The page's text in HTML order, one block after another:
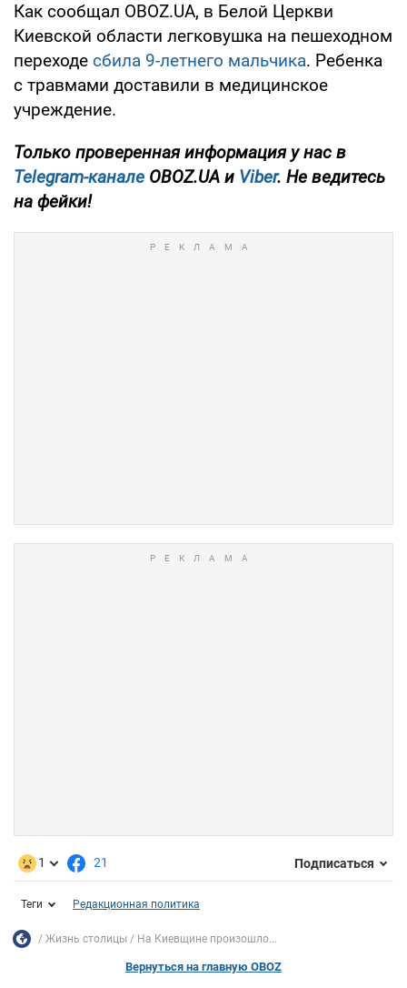
Как сообщал OBOZ.UA, в Белой Церкви
Киевской области легковушка на пешеходном
переходе сбила 9-летнего мальчика. Ребенка
с травмами доставили в медицинское
учреждение.
Только проверенная информация у нас в
Telegram-канале OBOZ.UA и Viber. Не ведитесь
на фейки!
1 21 Подписаться
Теги Редакционная политика
Жизнь столицы На Киевщине произошло...
Вернуться на главную OBOZ